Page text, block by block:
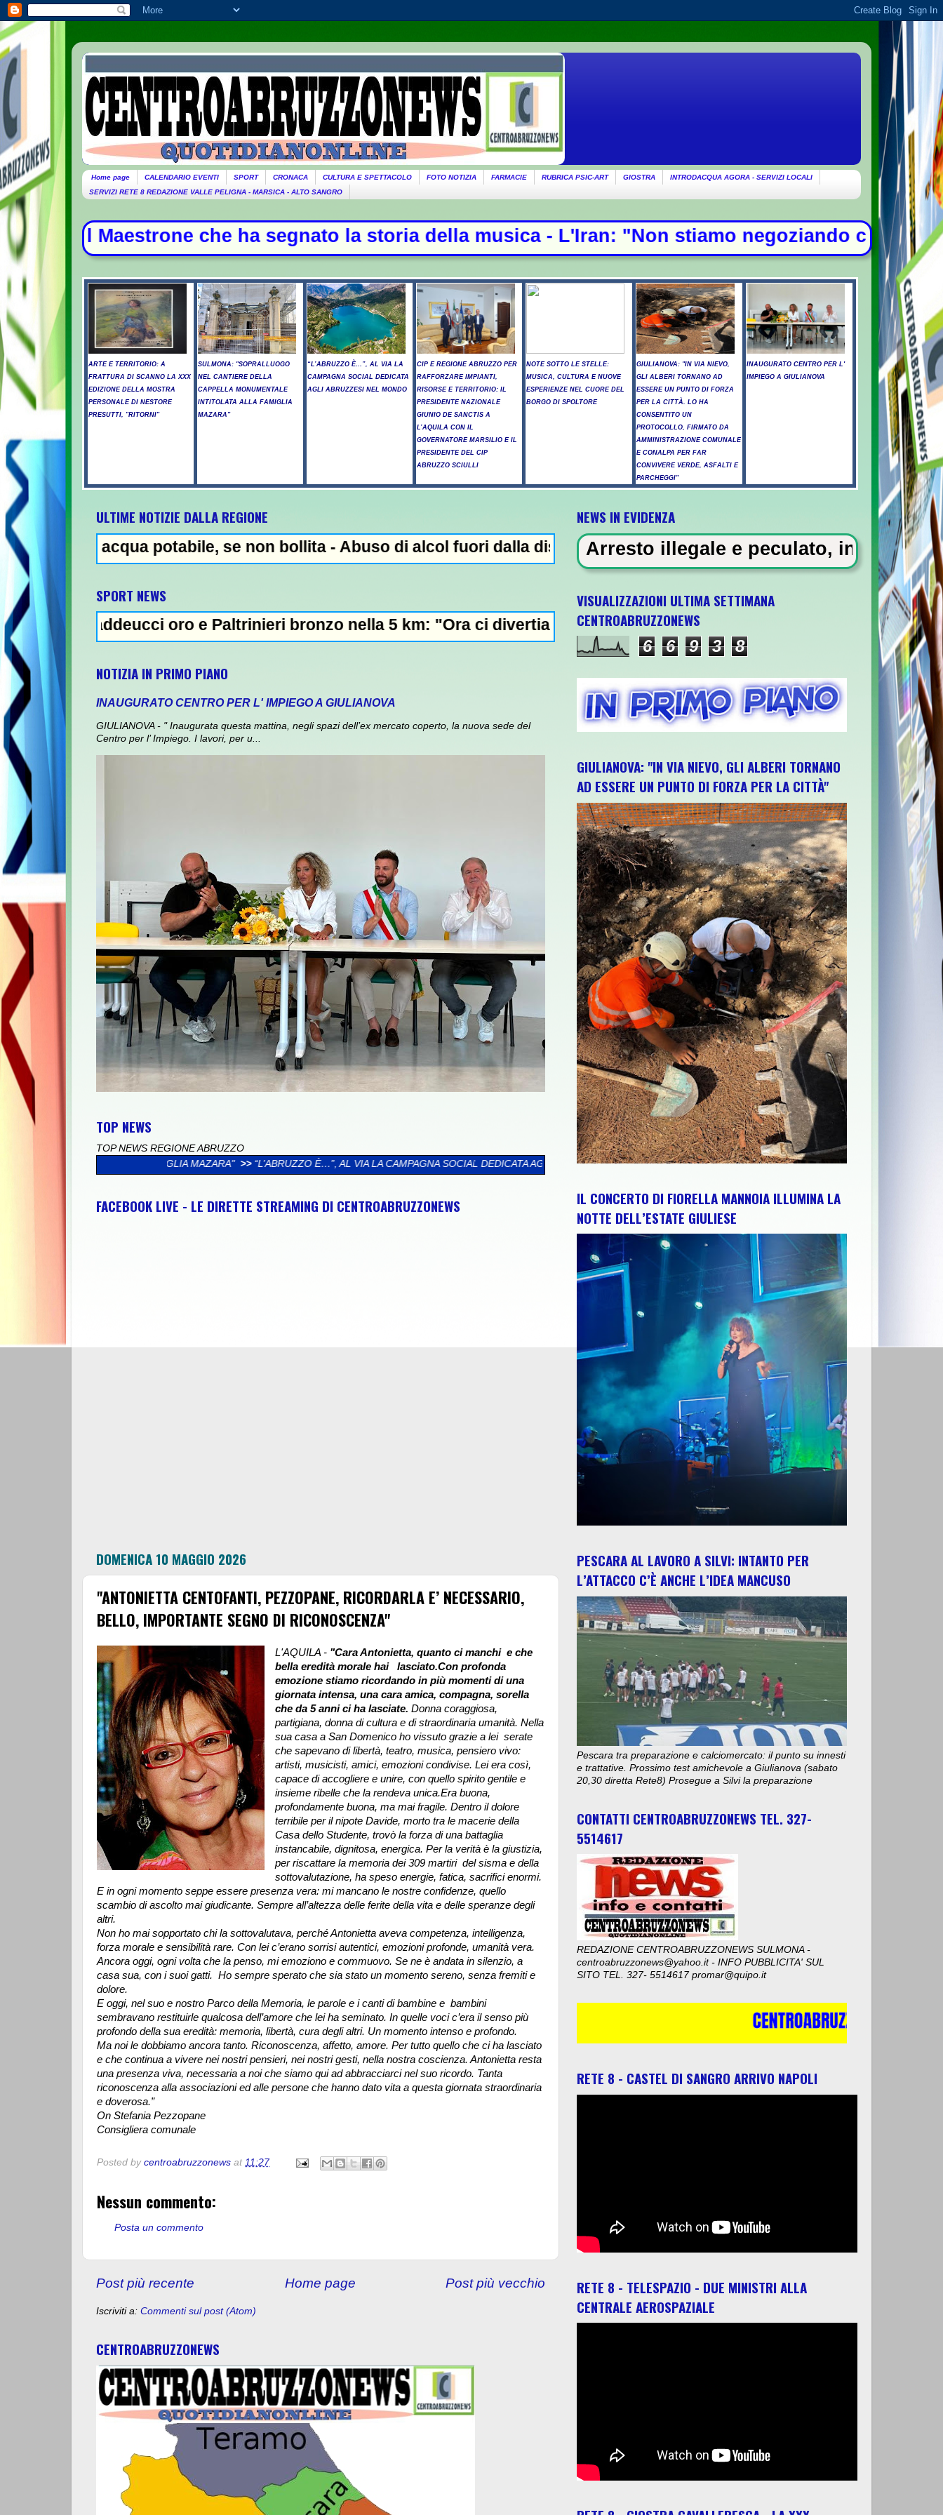
Home page CALENDARIO EVENTI SPORT CRONACA CULTURA E SPETTACOLO FOTO NOTIZIA FARMACIE RUBRICA PSIC-ART GIOSTRA
INTRODACQUA AGORA - SERVIZI LOCALI
SERVIZI RETE 8 REDAZIONE VALLE PELIGNA - MARSICA - ALTO SANGRO
ha segnato la storia della musica - L'Iran: "Non stiamo negoziando con gli Usa su
ARTE E TERRITORIO: A
FRATTURA DI SCANNO LA XXX
EDIZIONE DELLA MOSTRA
PERSONALE DI NESTORE
PRESUTTI, "RITORNI"
SULMONA: "SOPRALLUOGO
NEL CANTIERE DELLA
CAPPELLA MONUMENTALE
INTITOLATA ALLA FAMIGLIA
MAZARA"
“L’ABRUZZO È…”, AL VIA LA
CAMPAGNA SOCIAL DEDICATA
AGLI ABRUZZESI NEL MONDO
CIP E REGIONE ABRUZZO PER
RAFFORZARE IMPIANTI,
RISORSE E TERRITORIO: IL
PRESIDENTE NAZIONALE
GIUNIO DE SANCTIS A
L’AQUILA CON IL
GOVERNATORE MARSILIO E IL
PRESIDENTE DEL CIP
ABRUZZO SCIULLI
NOTE SOTTO LE STELLE:
MUSICA, CULTURA E NUOVE
ESPERIENZE NEL CUORE DEL
BORGO DI SPOLTORE
GIULIANOVA: "IN VIA NIEVO,
GLI ALBERI TORNANO AD
ESSERE UN PUNTO DI FORZA
PER LA CITTÀ. LO HA
CONSENTITO UN
PROTOCOLLO, FIRMATO DA
AMMINISTRAZIONE COMUNALE
E CONALPA PER FAR
CONVIVERE VERDE, ASFALTI E
PARCHEGGI"
INAUGURATO CENTRO PER L'
IMPIEGO A GIULIANOVA
ULTIME NOTIZIE DALLA REGIONE
potabile, se non bollita - Abuso di alcol fuori dalla discoteca, minorenni intossicati a Pescara - Il vento riaccende il
SPORT NEWS
oro e Paltrinieri bronzo nella 5 km: "Ora ci divertiamo in staffetta"- L'Italia U21 il 5 ottobre a Pescara l'ultima gara
NOTIZIA IN PRIMO PIANO
INAUGURATO CENTRO PER L' IMPIEGO A GIULIANOVA
GIULIANOVA - " Inaugurata questa mattina, negli spazi dell’ex mercato coperto, la nuova sede del
Centro per l’ Impiego. I lavori, per u...
TOP NEWS
TOP NEWS REGIONE ABRUZZO
“L’ABRUZZO È…”, AL VIA LA CAMPAGNA SOCIAL DEDICATA AGLI ABRUZZESI NEL MONDO CIP E REGIONE ABRUZZO PER RAFFORZARE IMPIANTI, RISORSE E
FACEBOOK LIVE - LE DIRETTE STREAMING DI CENTROABRUZZONEWS
DOMENICA 10 MAGGIO 2026
"ANTONIETTA CENTOFANTI, PEZZOPANE, RICORDARLA E’ NECESSARIO,
BELLO, IMPORTANTE SEGNO DI RICONOSCENZA"
L'AQUILA - "Cara Antonietta, quanto ci manchi e che
bella eredità morale hai lasciato.Con profonda
emozione stiamo ricordando in più momenti di una
giornata intensa, una cara amica, compagna, sorella
che da 5 anni ci ha lasciate. Donna coraggiosa,
partigiana, donna di cultura e di straordinaria umanità. Nella
sua casa a San Domenico ho vissuto grazie a lei serate
che sapevano di libertà, teatro, musica, pensiero vivo:
artisti, musicisti, amici, emozioni condivise. Lei era così,
capace di accogliere e unire, con quello spirito gentile e
insieme ribelle che la rendeva unica.Era buona,
profondamente buona, ma mai fragile. Dentro il dolore
terribile per il nipote Davide, morto tra le macerie della
Casa dello Studente, trovò la forza di una battaglia
instancabile, dignitosa, energica. Per la verità è la giustizia,
per riscattare la memoria dei 309 martiri del sisma e della
sottovalutazione, ha speso energie, fatica, sacrifici enormi.
E in ogni momento seppe essere presenza vera: mi mancano le nostre confidenze, quello
scambio di ascolto mai giudicante. Sempre all’altezza delle ferite della vita e delle speranze degli
altri.
Non ho mai sopportato chi la sottovalutava, perché Antonietta aveva competenza, intelligenza,
forza morale e sensibilità rare. Con lei c’erano sorrisi autentici, emozioni profonde, umanità vera.
Ancora oggi, ogni volta che la penso, mi emoziono e commuovo. Se ne è andata in silenzio, a
casa sua, con i suoi gatti. Ho sempre sperato che sia stato un momento sereno, senza fremiti e
dolore.
E oggi, nel suo e nostro Parco della Memoria, le parole e i canti di bambine e bambini
sembravano restituirle qualcosa dell’amore che lei ha seminato. In quelle voci c’era il senso più
profondo della sua eredità: memoria, libertà, cura degli altri. Un momento intenso e profondo.
Ma noi le dobbiamo ancora tanto. Riconoscenza, affetto, amore. Per tutto quello che ci ha lasciato
e che continua a vivere nei nostri pensieri, nei nostri gesti, nella nostra coscienza. Antonietta resta
una presenza viva, necessaria a noi che siamo qui ad abbracciarci nel suo ricordo. Tanta
riconoscenza alla associazioni ed alle persone che hanno dato vita a questa giornata straordinaria
e doverosa.”
On Stefania Pezzopane
Consigliera comunale
Posted by centroabruzzonews at 11:27
Nessun commento:
Posta un commento
Post più recente Post più vecchio
Home page
Iscriviti a: Commenti sul post (Atom)
CENTROABRUZZONEWS
NEWS IN EVIDENZA
NEWS IN EVIDENZA - Arresto illegale e peculato, in carcere 5 vigili urbani
VISUALIZZAZIONI ULTIMA SETTIMANA
CENTROABRUZZONEWS
6 6 9 3 8
GIULIANOVA: "IN VIA NIEVO, GLI ALBERI TORNANO
AD ESSERE UN PUNTO DI FORZA PER LA CITTÀ"
IL CONCERTO DI FIORELLA MANNOIA ILLUMINA LA
NOTTE DELL’ESTATE GIULIESE
PESCARA AL LAVORO A SILVI: INTANTO PER
L’ATTACCO C’È ANCHE L’IDEA MANCUSO
Pescara tra preparazione e calciomercato: il punto su innesti
e trattative. Prossimo test amichevole a Giulianova (sabato
20,30 diretta Rete8) Prosegue a Silvi la preparazione
CONTATTI CENTROABRUZZONEWS TEL. 327-
5514617
REDAZIONE CENTROABRUZZONEWS SULMONA -
centroabruzzonews@yahoo.it - INFO PUBBLICITA' SUL
SITO TEL. 327- 5514617 promar@quipo.it
RETE 8 - CASTEL DI SANGRO ARRIVO NAPOLI
RETE 8 - TELESPAZIO - DUE MINISTRI ALLA
CENTRALE AEROSPAZIALE